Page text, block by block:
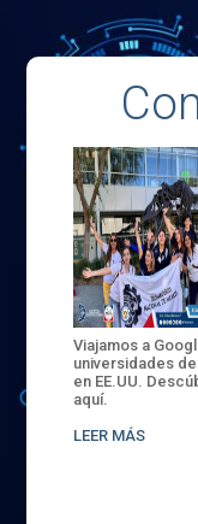
Viajamos a
universidades
en EE.UU.
aquí.
LEER MÁS